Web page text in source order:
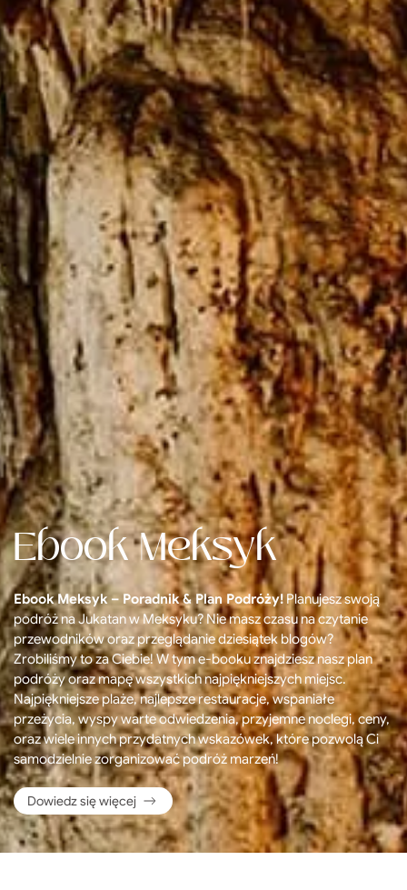
Ebook Meksyk
Ebook Meksyk – Poradnik & Plan Podróży! Planujesz swoją
podróż na Jukatan w Meksyku? Nie masz czasu na czytanie
przewodników oraz przeglądanie dziesiątek blogów?
Zrobiliśmy to za Ciebie! W tym e-booku znajdziesz nasz plan
podróży oraz mapę wszystkich najpiękniejszych miejsc.
Najpiękniejsze plaże, najlepsze restauracje, wspaniałe
przeżycia, wyspy warte odwiedzenia, przyjemne noclegi, ceny,
oraz wiele innych przydatnych wskazówek, które pozwolą Ci
samodzielnie zorganizować podróż marzeń!
Dowiedz się więcej